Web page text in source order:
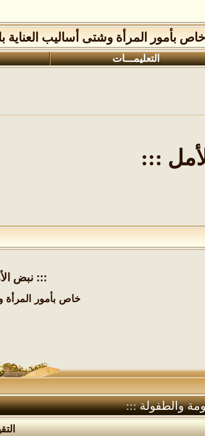
خاص بأمور المرأة وشتى أساليب العناية
التعليمـــات
:::
::: نبض
خاص بأمور المرأة
والطفولة :::